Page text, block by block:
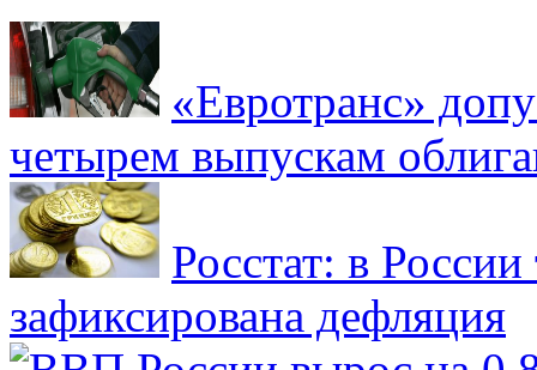
«Евротранс»
четырем выпускам
Росстат: в России
зафиксирована дефляция